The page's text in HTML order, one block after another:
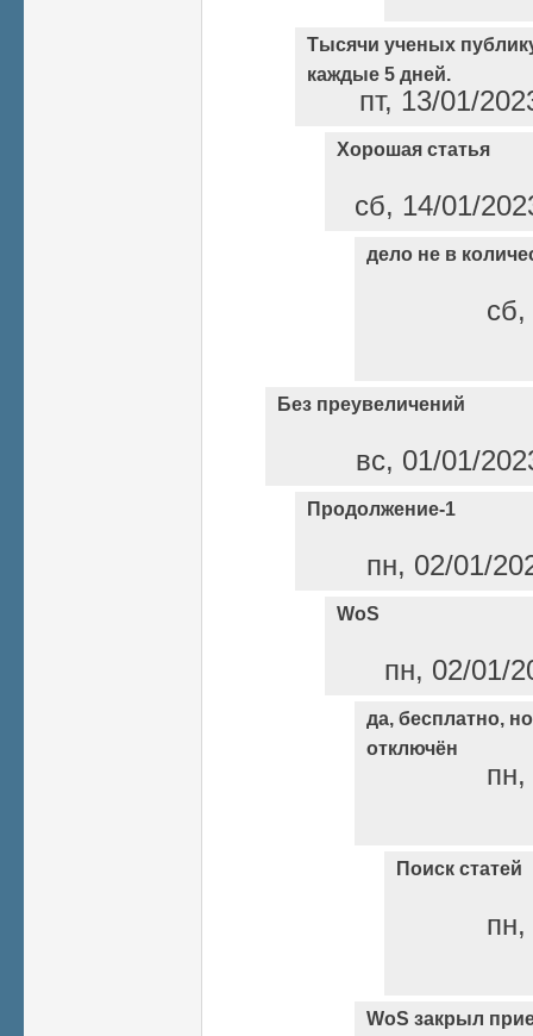
Тысячи ученых
каждые 5 дней.
пт, 13/01/
Хорошая статья
сб, 14/01/
дело не в
Без преувеличений
вс, 01/01/
Продолжение-1
пн, 02/01/
WoS
пн, 02/01/
да, бесплатно,
отключён
Поиск статей
WoS закрыл